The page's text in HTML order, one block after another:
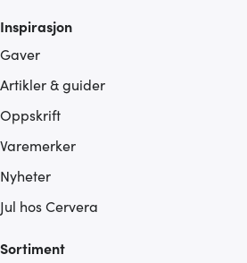
Inspirasjon
Gaver
Artikler & guider
Oppskrift
Varemerker
Nyheter
Jul hos Cervera
Sortiment